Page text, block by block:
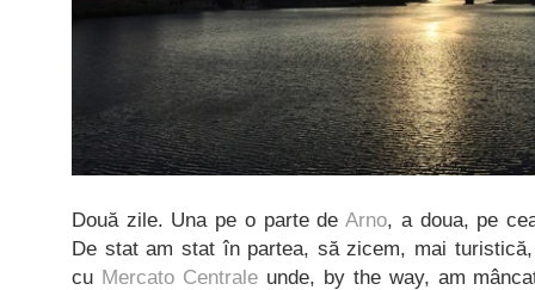
Două zile. Una pe o parte deArno, a doua, pe
De stat am stat în partea, să zicem, mai
cu Mercato Centraleunde, by the way, am